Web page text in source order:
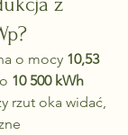
o mocy 10,53
10 500 kWh
rzut oka widać,